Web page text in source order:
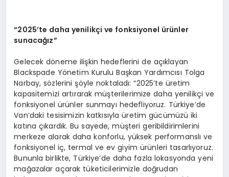
“2025’te daha yenilikçi ve fonksiyonel ürünler
sunacağız”
Gelecek döneme ilişkin hedeflerini de açıklayan
Blackspade Yönetim Kurulu Başkan Yardımcısı Tolga
Narbay, sözlerini şöyle noktaladı: “2025’te üretim
kapasitemizi artırarak müşterilerimize daha yenilikçi ve
fonksiyonel ürünler sunmayı hedefliyoruz. Türkiye’de
Van’daki tesisimizin katkısıyla üretim gücümüzü iki
katına çıkardık. Bu sayede, müşteri geribildirimlerini
merkeze alarak daha konforlu, yüksek performanslı ve
fonksiyonel iç, termal ve ev giyim ürünleri tasarlıyoruz.
Bununla birlikte, Türkiye’de daha fazla lokasyonda yeni
mağazalar açarak tüketicilerimizle doğrudan